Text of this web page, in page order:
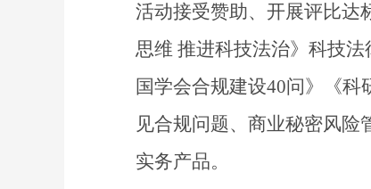
活动接受赞助、开展评比达
思维 推进科技法治》科技
国学会合规建设40问》《
见合规问题、商业秘密风
实务产品。